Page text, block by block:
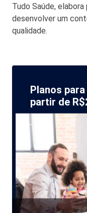
Tudo Saúde,
desenvolver um
qualidade.
Planos
partir de